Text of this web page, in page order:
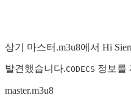
상기 마스터.m3u8에서 Hi
발견했습니다.CODECS 정보를
master.m3u8